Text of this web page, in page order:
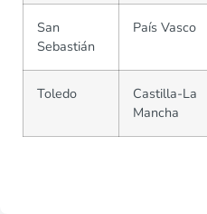
San
Sebastián
País Vasco
Toledo
Castilla-La
Mancha